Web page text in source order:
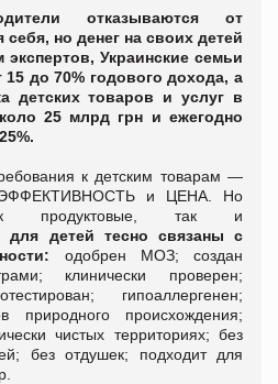
отказываются от
но денег на своих детей
Украинские семьи
до 70% годового дохода, а
детских товаров и услуг в
25 млрд грн и ежегодно
к детским товарам —
и ЦЕНА. Но
продуктовые, так и
для детей тесно связаны с
одобрен МОЗ; создан
клинически проверен;
гипоаллергенен;
природного происхождения;
чистых территориях; без
без отдушек; подходит для